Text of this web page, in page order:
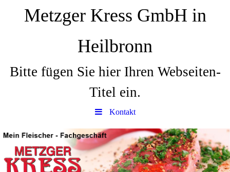
Metzger Kress GmbH in
Heilbronn
Bitte fügen Sie hier Ihren Webseiten-
Titel ein.
Kontakt